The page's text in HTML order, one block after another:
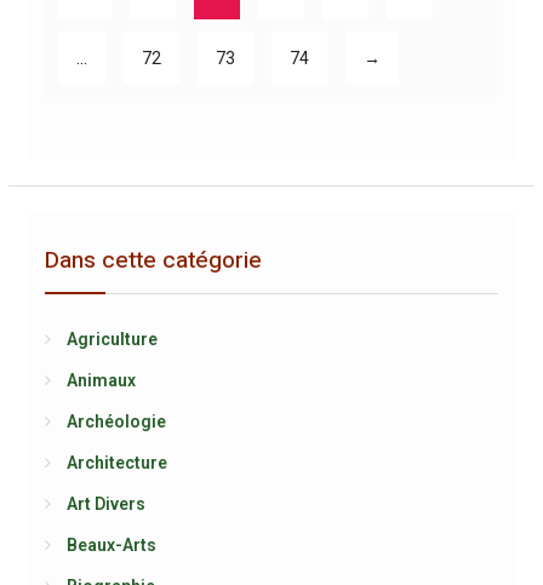
72 73 74 →
Dans cette catégorie
Agriculture
Animaux
Archéologie
Architecture
Art Divers
Beaux-Arts